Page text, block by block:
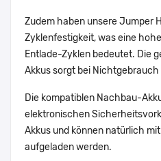
Zudem haben unsere Jumper
Zyklenfestigkeit, was eine
Entlade-Zyklen bedeutet. Die
Akkus sorgt bei
Die kompatiblen Nachbau-
elektronischen
Akkus und können natürlich
aufgeladen werden.